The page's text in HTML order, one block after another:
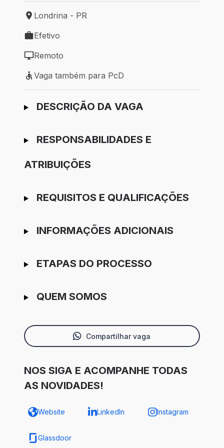
Local de trabalho: Londrina - PR
Londrina - PR
Tipo de vaga: Efetivo
Efetivo
Modelo de trabalho: Remoto
Remoto
Vaga também para PcD
Vaga também para PcD
Ir para candidatura
DESCRIÇÃO DA VAGA
RESPONSABILIDADES E
ATRIBUIÇÕES
REQUISITOS E QUALIFICAÇÕES
INFORMAÇÕES ADICIONAIS
ETAPAS DO PROCESSO
QUEM SOMOS
Compartilhar vaga
NOS SIGA E ACOMPANHE TODAS
AS NOVIDADES!
Website LinkedIn Instagram
Glassdoor